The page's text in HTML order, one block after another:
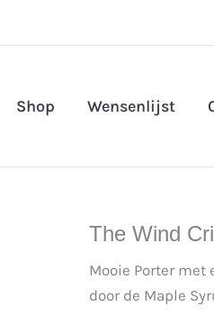
Shop Wensenlijst
The Wind
Mooie Porter
door de Maple